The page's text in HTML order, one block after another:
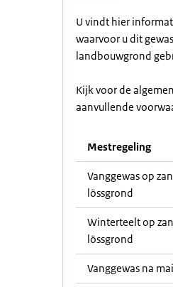
U vindt hier
waarvoor u dit
landbouwgrond
Kijk voor de
aanvullende
Mestregeling
Vanggewas op
lössgrond
Winterteelt op
lössgrond
Vanggewas na